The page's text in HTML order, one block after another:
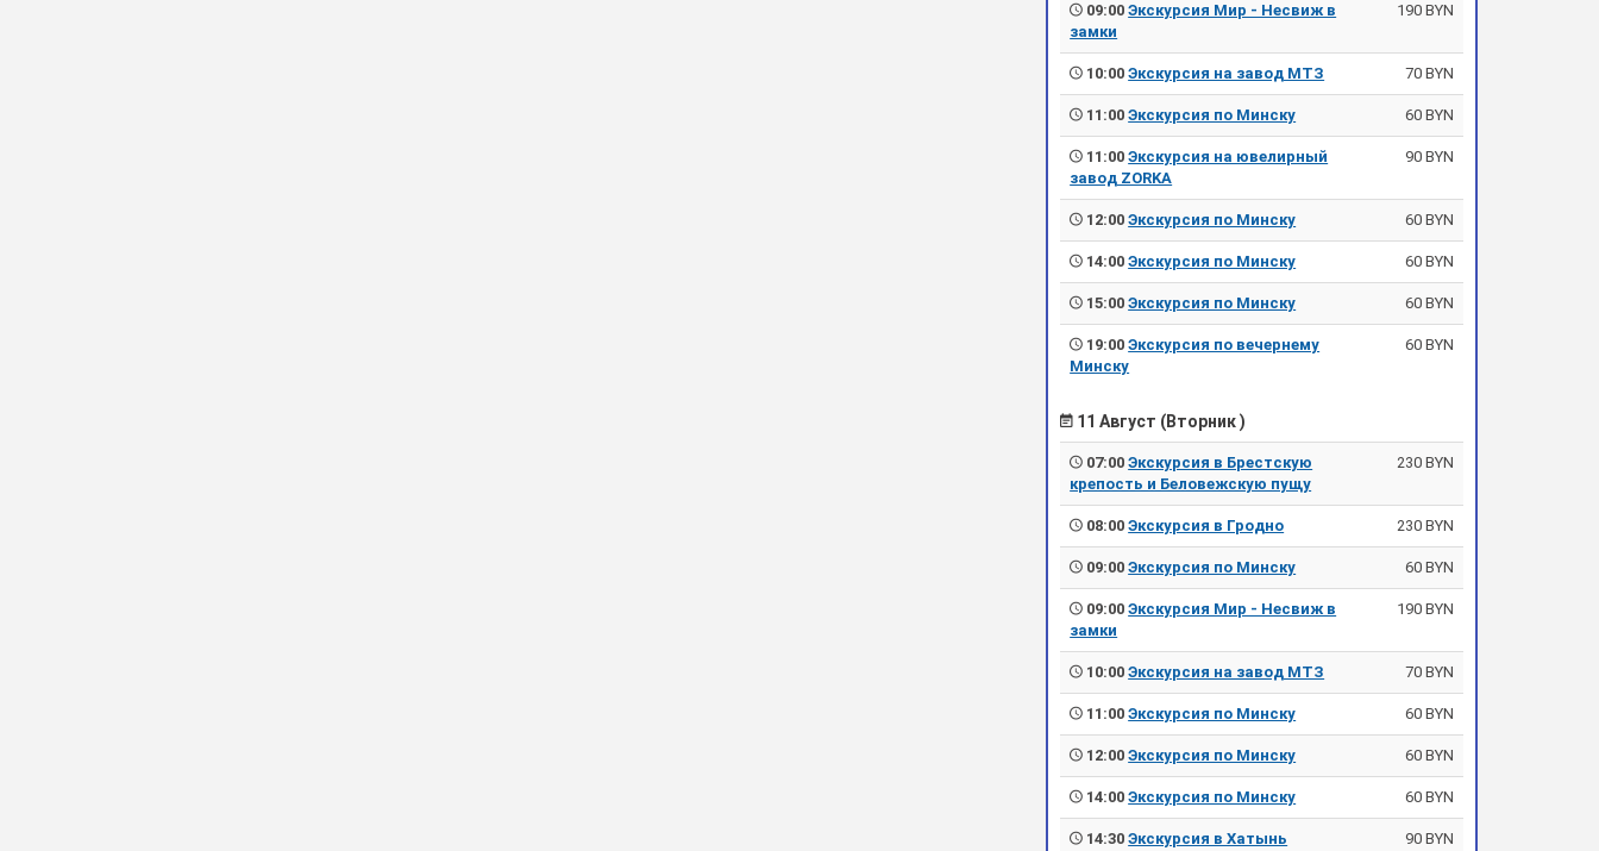
09:00Экскурсия Мир - Несвиж в
замки
190 BYN
10:00Экскурсия на завод МТЗ 70 BYN
11:00Экскурсия по Минску 60 BYN
11:00Экскурсия на ювелирный
завод ZORKA
90 BYN
12:00Экскурсия по Минску 60 BYN
14:00Экскурсия по Минску 60 BYN
15:00Экскурсия по Минску 60 BYN
19:00Экскурсия по вечернему
Минску
60 BYN
11 Август (Вторник )
07:00Экскурсия в Брестскую
крепость и Беловежскую пущу
230 BYN
08:00Экскурсия в Гродно 230 BYN
09:00Экскурсия по Минску 60 BYN
09:00Экскурсия Мир - Несвиж в
замки
190 BYN
10:00Экскурсия на завод МТЗ 70 BYN
11:00Экскурсия по Минску 60 BYN
12:00Экскурсия по Минску 60 BYN
14:00Экскурсия по Минску 60 BYN
14:30Экскурсия в Хатынь 90 BYN